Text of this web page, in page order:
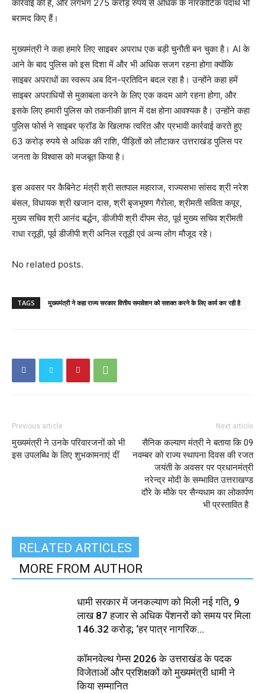
कार्रवाई की है, और लगभग 275 करोड़ रुपये से अधिक के नारकोटिक पदार्थ भी
बरामद किए हैं।
मुख्यमंत्री ने कहा हमारे लिए साइबर अपराध एक बड़ी चुनौती बन चुका है। AI के
आने के बाद पुलिस को इस दिशा में और भी अधिक सजग रहना होगा क्योंकि
साइबर अपराधों का स्वरूप अब दिन-प्रतिदिन बदल रहा है। उन्होंने कहा हमें
साइबर अपराधियों से मुकाबला करने के लिए एक कदम आगे रहना होगा, और
इसके लिए हमारी पुलिस को तकनीकी ज्ञान में दक्ष होना आवश्यक है। उन्होंने कहा
पुलिस फोर्स ने साइबर फ्रॉड के खिलाफ त्वरित और प्रभावी कार्रवाई करते हुए
63 करोड़ रुपये से अधिक की राशि, पीड़ितों को लौटाकर उत्तराखंड पुलिस पर
जनता के विश्वास को मजबूत किया है।
इस अवसर पर कैबिनेट मंत्री श्री सतपाल महाराज, राज्यसभा सांसद श्री नरेश
बंसल, विधायक श्री खजान दास, श्री बृजभूषण गैरोला, श्रीमती सविता कपूर,
मुख्य सचिव श्री आनंद बर्द्धन, डीजीपी श्री दीपम सेठ, पूर्व मुख्य सचिव श्रीमती
राधा रतूड़ी, पूर्व डीजीपी श्री अनिल रतूड़ी एवं अन्य लोग मौजूद रहे।
No related posts.
TAGS मुख्यमंत्री ने कहा राज्य सरकार वित्तीय समावेशन को सशक्त करने के लिए कार्य कर रही है
Previous article
मुख्यमंत्री ने उनके परिवारजनों को भी
इस उपलब्धि के लिए शुभकामनाएं दीं
Next article
सैनिक कल्याण मंत्री ने बताया कि 09
नवम्बर को राज्य स्थापना दिवस की रजत
जयंती के अवसर पर प्रधानमंत्री
नरेन्द्र मोदी के सम्भावित उत्तराखण्ड
दौरे के मौके पर सैन्यधाम का लोकार्पण
भी प्रस्तावित है
RELATED ARTICLES
MORE FROM AUTHOR
धामी सरकार में जनकल्याण को मिली नई गति, 9
लाख 87 हजार से अधिक पेंशनरों को समय पर मिला
₹146.32 करोड़; ‘हर पात्र नागरिक...
कॉमनवेल्थ गेम्स 2026 के उत्तराखंड के पदक
विजेताओं और प्रशिक्षकों को मुख्यमंत्री धामी ने
किया सम्मानित